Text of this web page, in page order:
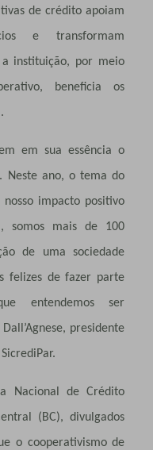
de crédito apoiam
e transformam
a instituição, por meio
beneficia os
em sua essência o
Neste ano, o tema do
impacto positivo
somos mais de 100
de uma sociedade
felizes de fazer parte
entendemos ser
presidente
Nacional de Crédito
(BC), divulgados
o cooperativismo de